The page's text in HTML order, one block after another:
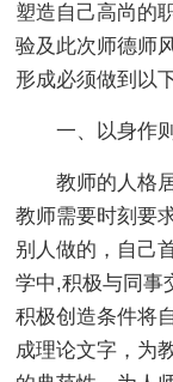
塑造自己高尚的
验及此次师德师
形成必须做到以
一、以身作则
教师的人格居
教师需要时刻要
别人做的，自己
学中,积极与同事
积极创造条件将
成理论文字，为